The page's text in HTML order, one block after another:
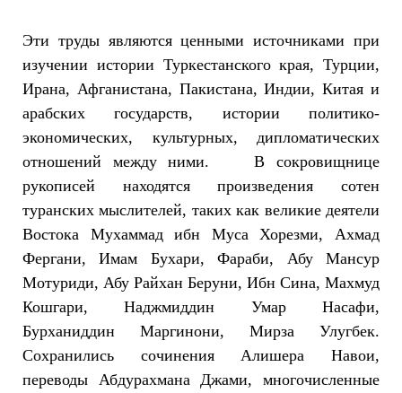
Эти труды являются ценными источниками при
изучении истории Туркестанского края, Турции,
Ирана, Афганистана, Пакистана, Индии, Китая и
арабских государств, истории политико-
экономических, культурных, дипломатических
отношений между ними. В сокровищнице
рукописей находятся произведения сотен
туранских мыслителей, таких как великие деятели
Востока Мухаммад ибн Муса Хорезми, Ахмад
Фергани, Имам Бухари, Фараби, Абу Мансур
Мотуриди, Абу Райхан Беруни, Ибн Сина, Махмуд
Кошгари, Наджмиддин Умар Насафи,
Бурханиддин Маргинони, Мирза Улугбек.
Сохранились сочинения Алишера Навои,
переводы Абдурахмана Джами, многочисленные